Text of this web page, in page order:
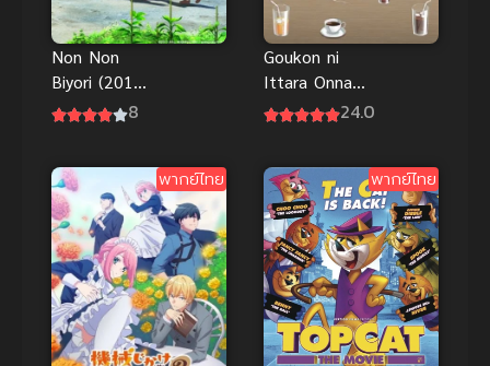
Non Non
Biyori (2013)
สาวใสหัวใจ8
Goukon ni
Ittara Onna
ga Inakatta24.0
พากย์ไทย พากย์ไทย